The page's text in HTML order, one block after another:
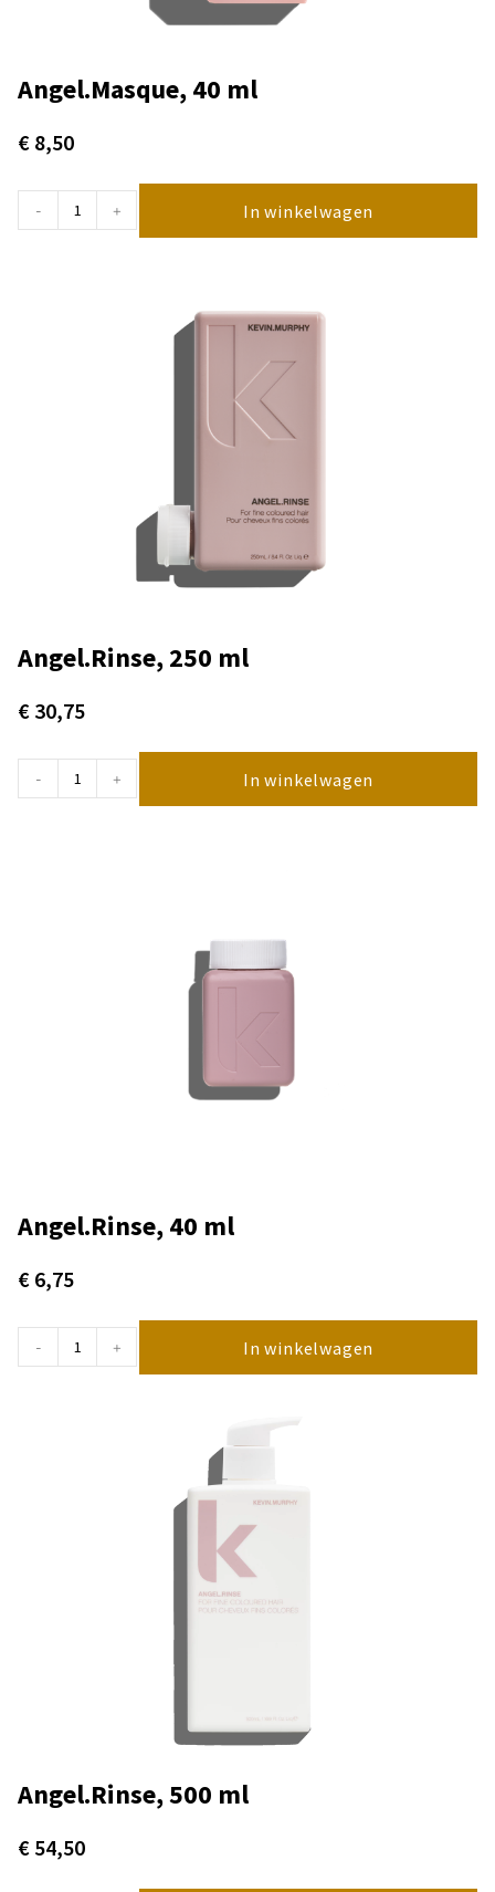
Angel.Masque, 40 ml
€ 8,50
- + In winkelwagen
Angel.Rinse, 250 ml
€ 30,75
- + In winkelwagen
Angel.Rinse, 40 ml
€ 6,75
- + In winkelwagen
Angel.Rinse, 500 ml
€ 54,50